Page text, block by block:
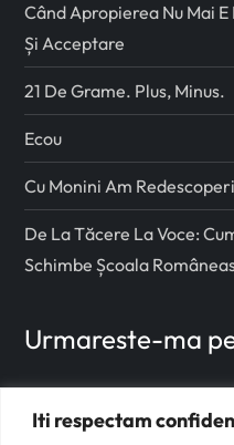
Iti respectam
Când Apropierea Nu Mai
Și Acceptare
21 De Grame. Plus, Minus.
Ecou
Cu Monini Am
De La Tăcere La Voce:
Schimbe Școala
Urmareste-ma
Facebook